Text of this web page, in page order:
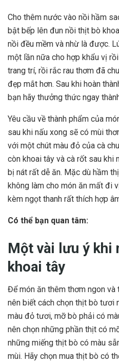
Cho thêm nước vào nồi hầm
bật bếp lên đun nồi thịt bò
nồi đều mềm và nhừ là được.
một lần nữa cho hợp khẩu vị
trang trí, rồi rắc rau thơm đã
đẹp mắt hơn. Sau khi hoàn
bạn hãy thưởng thức ngay
Yêu cầu về thành phẩm của
sau khi nấu xong sẽ có mùi
với một chút màu đỏ của cà
còn khoai tây và cà rốt sau khi
bị nát rất dễ ăn. Mặc dù hầm
không làm cho món ăn mất đi
kèm ngọt thanh rất thích hợp
Có thể bạn quan tâm:
Một vài lưu ý khi
khoai tây
Để món ăn thêm thơm ngon và
nên biết cách chọn thịt bò tươi
màu đỏ tươi, mỡ bò phải có
nên chọn những phần thịt có
những miếng thịt bò có màu
mùi. Hãy chọn mua thịt bò có